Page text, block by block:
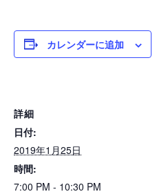
カレンダーに追加
詳細
日付:
2019年1月25日
時間:
7:00 PM - 10:30 PM